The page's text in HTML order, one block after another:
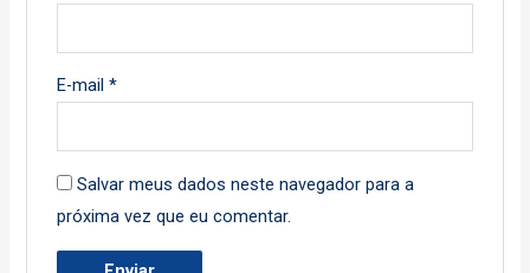
E-mail *
Salvar meus dados neste navegador para a
próxima vez que eu comentar.